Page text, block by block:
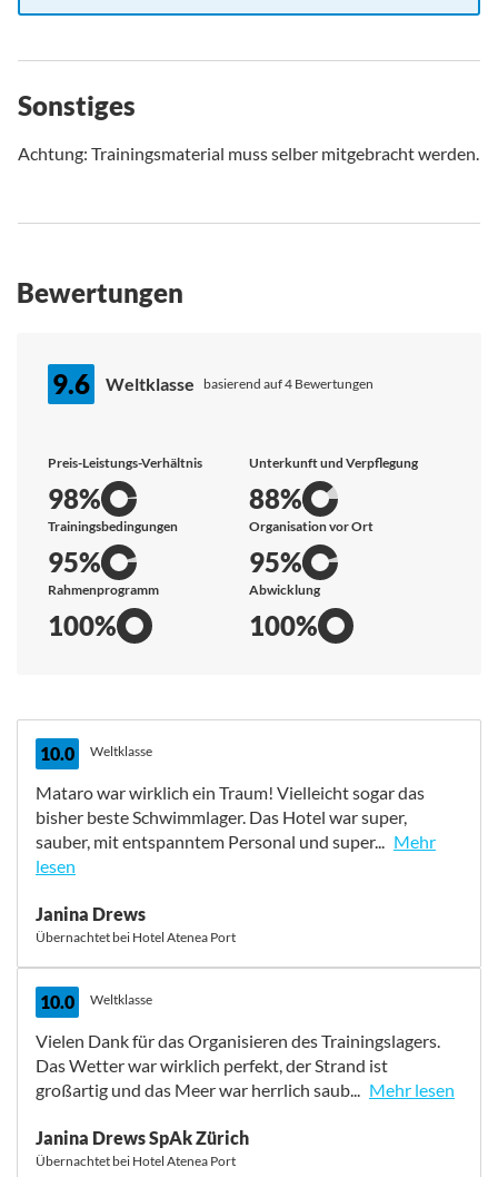
Sonstiges
Achtung: Trainingsmaterial muss selber mitgebracht werden.
Bewertungen
9.6 Weltklasse basierend auf 4 Bewertungen
Preis-Leistungs-Verhältnis
98%
Unterkunft und Verpflegung
88%
Trainingsbedingungen
95%
Organisation vor Ort
95%
Rahmenprogramm
100%
Abwicklung
100%
10.0 Weltklasse
Mataro war wirklich ein Traum! Vielleicht sogar das
bisher beste Schwimmlager. Das Hotel war super,
sauber, mit entspanntem Personal und super... Mehr
lesen
Mataro war wirklich ein Traum! Vielleicht sogar das
bisher beste Schwimmlager. Das Hotel war super,
Auch wenn die Spanier wohl nicht so sehr vegetarisch
unterwegs waren, waren sie doch sehr
entgegenkommend gegenüber unseren Wünschen.
Selbst als wir uns an einem Abend zum Essen
abmeldeten, weil wir einen Barcelona Ausflug machen
wollten, wurde uns sofort ein Lunchpaket angeboten.
Janina Drews
Übernachtet bei Hotel Atenea Port
10.0 Weltklasse
Vielen Dank für das Organisieren des Trainingslagers.
Das Wetter war wirklich perfekt, der Strand ist
großartig und das Meer war herrlich saub... Mehr lesen
Vielen Dank für das Organisieren des Trainingslagers.
Das Wetter war wirklich perfekt, der Strand ist
Janina Drews SpAk Zürich
Übernachtet bei Hotel Atenea Port